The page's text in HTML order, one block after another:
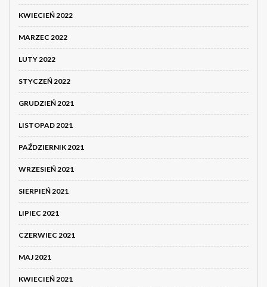
KWIECIEŃ 2022
MARZEC 2022
LUTY 2022
STYCZEŃ 2022
GRUDZIEŃ 2021
LISTOPAD 2021
PAŹDZIERNIK 2021
WRZESIEŃ 2021
SIERPIEŃ 2021
LIPIEC 2021
CZERWIEC 2021
MAJ 2021
KWIECIEŃ 2021